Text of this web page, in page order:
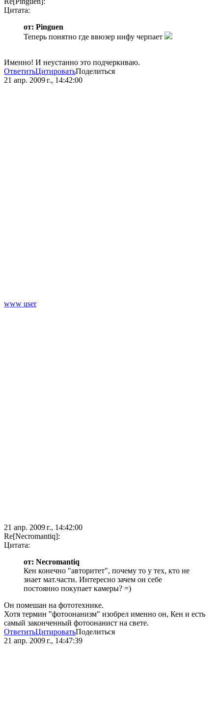
Цитата:
от: Pinguen
Теперь понятно где ввюзер инфу черпает
Именно! И неустанно это подчеркиваю.
ОтветитьЦитироватьПоделиться
21 апр. 2009 г., 14:42:00
www user
21 апр. 2009 г., 14:42:00
Re[Necromantiq]:
Цитата:
от: Necromantiq
Кен конечно "авторитет", почему то у тех, кто не
знает мат.части. Интересно зачем он себе
постоянно покупает камеры? =)
Он помешан на фототехнике.
Хотя термин "фотоонанизм" изобрел именно он, Кен и есть
самый законченный фотоонанист на свете.
ОтветитьЦитироватьПоделиться
21 апр. 2009 г., 14:47:39